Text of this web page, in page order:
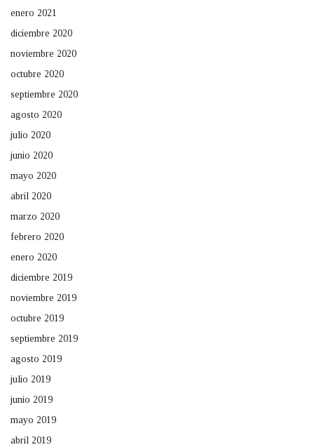
enero 2021
diciembre 2020
noviembre 2020
octubre 2020
septiembre 2020
agosto 2020
julio 2020
junio 2020
mayo 2020
abril 2020
marzo 2020
febrero 2020
enero 2020
diciembre 2019
noviembre 2019
octubre 2019
septiembre 2019
agosto 2019
julio 2019
junio 2019
mayo 2019
abril 2019